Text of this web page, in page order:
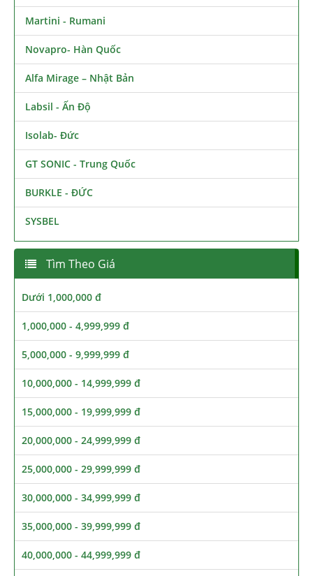
Martini - Rumani
Novapro- Hàn Quốc
Alfa Mirage – Nhật Bản
Labsil - Ấn Độ
Isolab- Đức
GT SONIC - Trung Quốc
BURKLE - ĐỨC
SYSBEL
Tìm Theo Giá
Dưới 1,000,000 đ
1,000,000 - 4,999,999 đ
5,000,000 - 9,999,999 đ
10,000,000 - 14,999,999 đ
15,000,000 - 19,999,999 đ
20,000,000 - 24,999,999 đ
25,000,000 - 29,999,999 đ
30,000,000 - 34,999,999 đ
35,000,000 - 39,999,999 đ
40,000,000 - 44,999,999 đ